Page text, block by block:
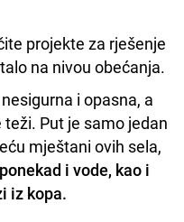
projekte za rješenje
na nivou obećanja.
i opasna, a
Put je samo jedan
mještani ovih sela,
i vode, kao i
iz kopa.